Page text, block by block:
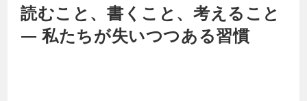
読むこと、書くこと、考えること
― 私たちが失いつつある習慣